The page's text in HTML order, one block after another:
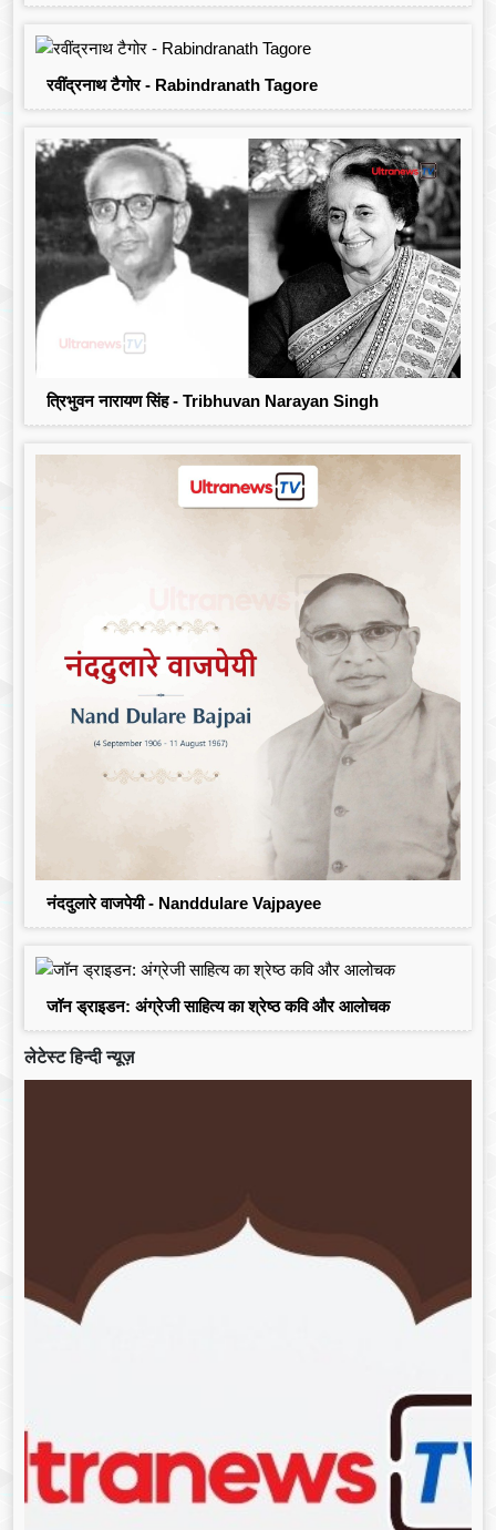
रवींद्रनाथ टैगोर - Rabindranath Tagore
त्रिभुवन नारायण सिंह - Tribhuvan Narayan Singh
नंददुलारे वाजपेयी - Nanddulare Vajpayee
जॉन ड्राइडन: अंग्रेजी साहित्य का श्रेष्ठ कवि और आलोचक
लेटेस्ट हिन्दी न्यूज़